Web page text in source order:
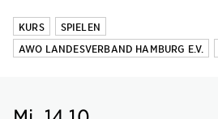
KURS
SPIELEN
AWO LANDESVERBAND HAMBURG E.V.